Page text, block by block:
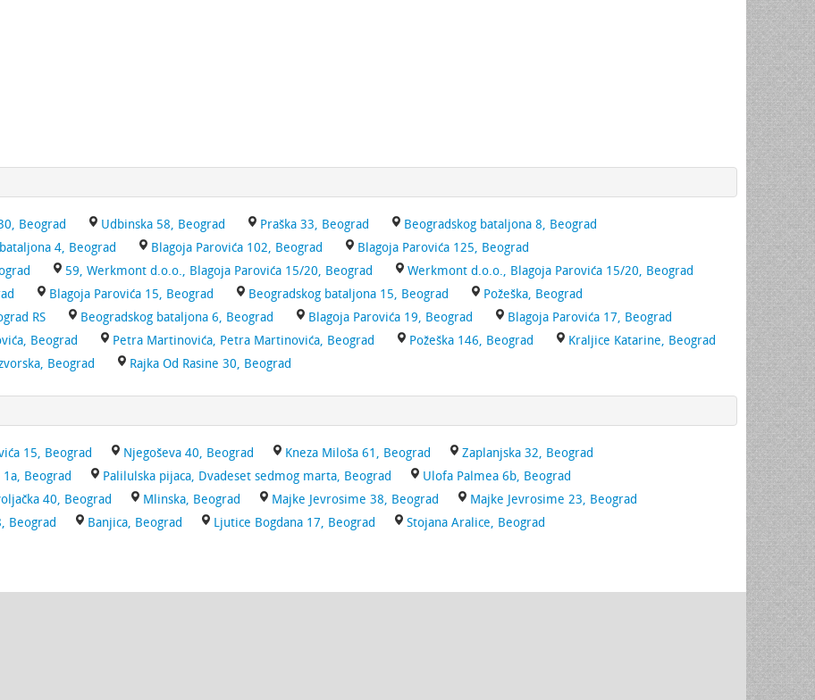
Beograd Udbinska 58, Beograd Praška 33, Beograd
Beogradskog bataljona 8, Beograd
4, Beograd Blagoja Parovića 102, Beograd
Blagoja Parovića 125, Beograd
59, Werkmont d.o.o., Blagoja Parovića 15/20, Beograd
Werkmont d.o.o., Blagoja Parovića 15/20, Beograd
Blagoja Parovića 15, Beograd Beogradskog bataljona 15, Beograd
Požeška, Beograd
RS Beogradskog bataljona 6, Beograd Blagoja Parovića 19, Beograd
Blagoja Parovića 17, Beograd
Beograd Petra Martinovića, Petra Martinovića, Beograd Požeška 146, Beograd
Kraljice Katarine, Beograd
Beograd Rajka Od Rasine 30, Beograd
15, Beograd Njegoševa 40, Beograd Kneza Miloša 61, Beograd
Zaplanjska 32, Beograd
Beograd Palilulska pijaca, Dvadeset sedmog marta, Beograd
Ulofa Palmea 6b, Beograd
40, Beograd Mlinska, Beograd Majke Jevrosime 38, Beograd
Majke Jevrosime 23, Beograd
Beograd Banjica, Beograd Ljutice Bogdana 17, Beograd
Stojana Aralice, Beograd